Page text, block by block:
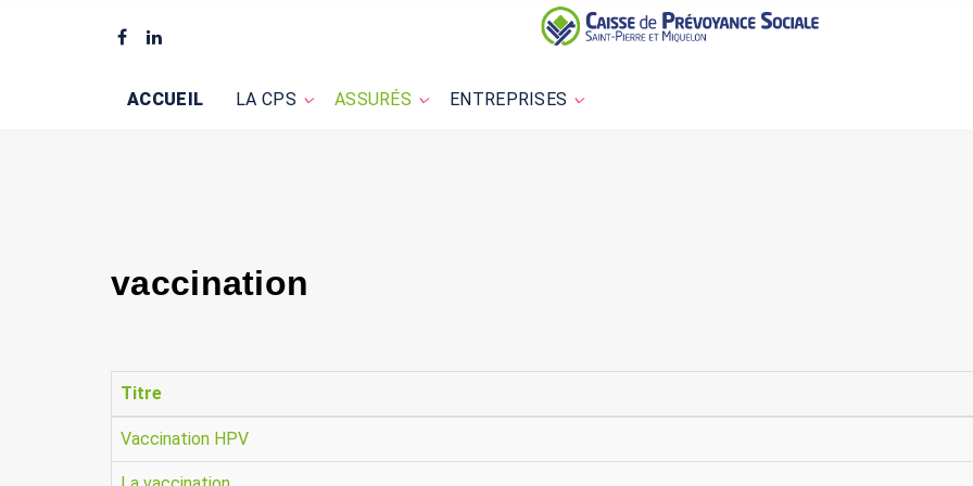
ACCUEIL LA CPS ASSURÉS ENTREPRISES
vaccination
Titre
Vaccination HPV